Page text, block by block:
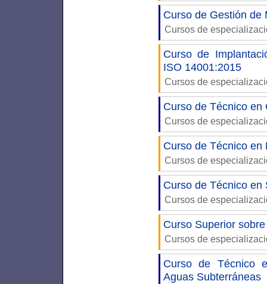
Curso de Gestión de
Cursos de
Curso de
ISO 14001:2015
Cursos de
Curso de Técnico en
Cursos de
Curso de Técnico en
Cursos de
Curso de Técnico en
Cursos de
Curso Superior
Cursos de
Curso de Técnico
Aguas Subterráneas